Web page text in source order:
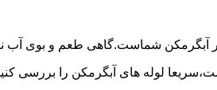
آبگرمکن شماست.گاهی طعم و بوی آب
لوله های آبگرمکن را بررسی